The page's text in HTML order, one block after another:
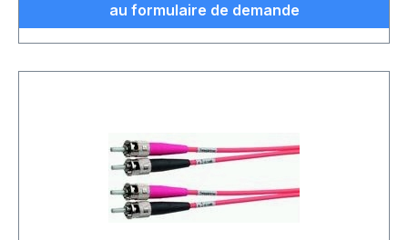
au formulaire de demande